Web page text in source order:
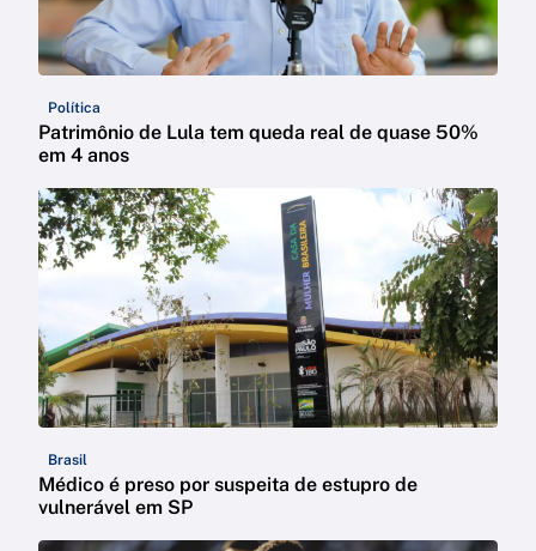
Política
Patrimônio de Lula tem queda real de quase 50%
em 4 anos
Brasil
Médico é preso por suspeita de estupro de
vulnerável em SP